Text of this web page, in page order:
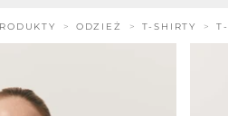
ODZIEŻ T-SHIRTY